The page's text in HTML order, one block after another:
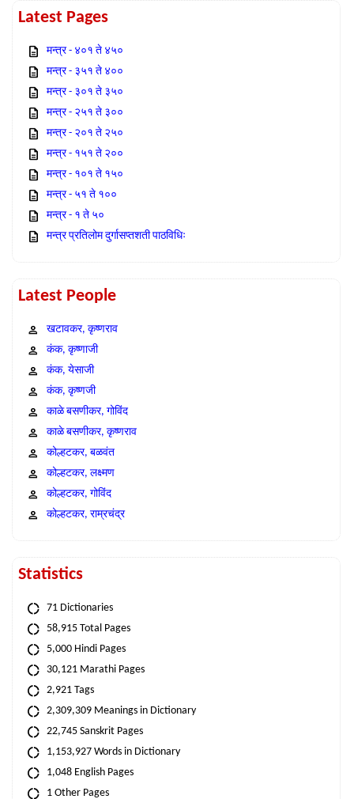
Latest Pages
मन्त्र - ४०१ ते ४५०
मन्त्र - ३५१ ते ४००
मन्त्र - ३०१ ते ३५०
मन्त्र - २५१ ते ३००
मन्त्र - २०१ ते २५०
मन्त्र - १५१ ते २००
मन्त्र - १०१ ते १५०
मन्त्र - ५१ ते १००
मन्त्र - १ ते ५०
मन्त्र प्रतिलोम दुर्गासप्तशती पाठविधिः
Latest People
खटावकर, कृष्णराव
कंक, कृष्णाजी
कंक, येसाजी
कंक, कृष्णजी
काळे बसणीकर, गोविंद
काळे बसणीकर, कृष्णराव
कोल्हटकर, बळवंत
कोल्हटकर, लक्ष्मण
कोल्हटकर, गोविंद
कोल्हटकर, राम्रचंद्र
Statistics
71 Dictionaries
58,915 Total Pages
5,000 Hindi Pages
30,121 Marathi Pages
2,921 Tags
2,309,309 Meanings in Dictionary
22,745 Sanskrit Pages
1,153,927 Words in Dictionary
1,048 English Pages
1 Other Pages